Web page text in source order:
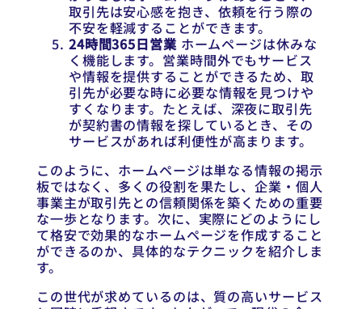
取引先は安心感を抱き、依頼を行う際の
不安を軽減することができます。
24時間365日営業ホームページは休みな
く機能します。営業時間外でもサービス
や情報を提供することができるため、取
引先が必要な時に必要な情報を見つけや
すくなります。たとえば、深夜に取引先
が契約書の情報を探しているとき、その
サービスがあれば利便性が高まります。
このように、ホームページは単なる情報の掲示
板ではなく、多くの役割を果たし、企業・個人
事業主が取引先との信頼関係を築くための重要
な一歩となります。次に、実際にどのようにし
て格安で効果的なホームページを作成すること
ができるのか、具体的なテクニックを紹介しま
す。
この世代が求めているのは、質の高いサービス